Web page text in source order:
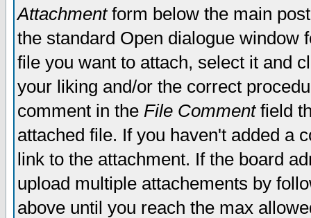
Attachmentform below the main
the standard Open dialogue window
file you want to attach, select it and
your liking and/or the correct
comment in the File Commentfield
attached file. If you haven't added a
link to the attachment. If the board
upload multiple attachements by
above until you reach the max